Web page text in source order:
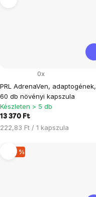
PRL AdrenaVen, adaptogének,
60 db növényi kapszula
0x
Készleten > 5 db
13 370 Ft
Egységár:
222,83 Ft / 1 kapszula
–23 %